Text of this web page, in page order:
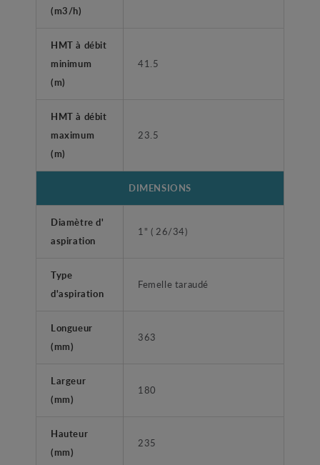
(m3/h)
HMT à débit
minimum
(m)
41.5
HMT à débit
maximum
(m)
23.5
DIMENSIONS
Diamètre d'
aspiration
1" ( 26/34)
Type
d'aspiration
Femelle taraudé
Longueur
(mm)
363
Largeur
(mm)
180
Hauteur
(mm)
235